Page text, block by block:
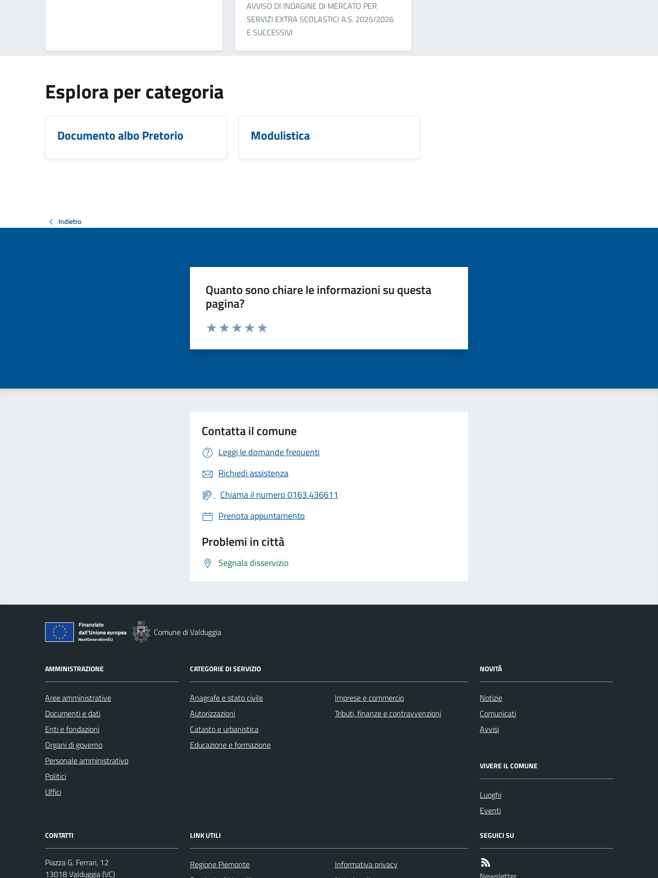
AVVISO DI INDAGINE DI MERCATO PER
SERVIZI EXTRA SCOLASTICI A.S. 2025/2026
E SUCCESSIVI
Esplora per categoria
Documento albo Pretorio Modulistica
Indietro
Quanto sono chiare le informazioni su questa
pagina?
Valuta da 1 a 5 stelle la pagina
Contatta il comune
Leggi le domande frequenti
Richiedi assistenza
Chiama il numero 0163.436611
Prenota appuntamento
Problemi in città
Segnala disservizio
Comune di Valduggia
AMMINISTRAZIONE
Aree amministrative
Documenti e dati
Enti e fondazioni
Organi di governo
Personale amministrativo
Politici
Uffici
CATEGORIE DI SERVIZIO
Anagrafe e stato civile
Autorizzazioni
Catasto e urbanistica
Educazione e formazione
Imprese e commercio
Tributi, finanze e contravvenzioni
NOVITÀ
Notizie
Comunicati
Avvisi
VIVERE IL COMUNE
Luoghi
Eventi
CONTATTI
Piazza G. Ferrari, 12
13018 Valduggia (VC)
LINK UTILI
Regione Piemonte
Informativa privacy
SEGUICI SU